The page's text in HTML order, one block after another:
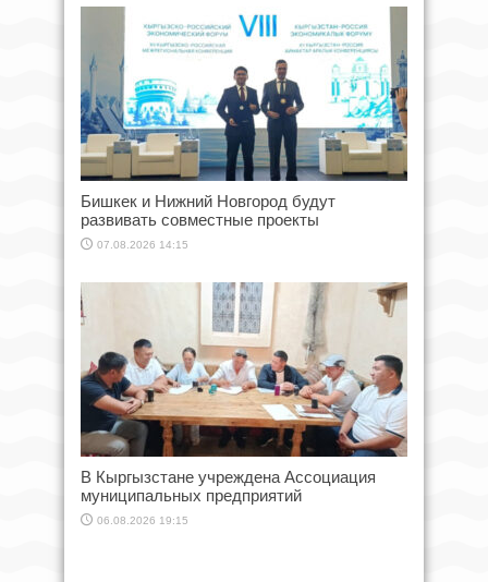
Бишкек и Нижний Новгород будут
развивать совместные проекты
07.08.2026 14:15
В Кыргызстане учреждена Ассоциация
муниципальных предприятий
06.08.2026 19:15